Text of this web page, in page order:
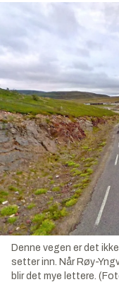
Denne vegen er det
setter inn. Når Røy-
blir det mye lettere.